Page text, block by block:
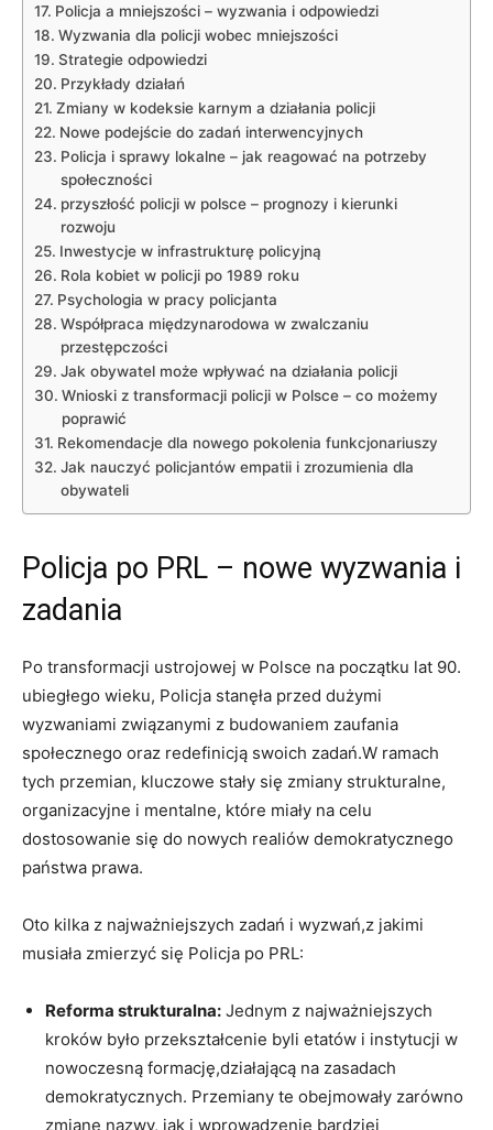
Policja a mniejszości – wyzwania‌ i ‍odpowiedzi
Wyzwania dla policji wobec‍ mniejszości
Strategie⁣ odpowiedzi
Przykłady‍ działań
Zmiany w kodeksie‌ karnym ⁣a działania policji
Nowe ⁣podejście ‌do ‍zadań interwencyjnych
Policja i sprawy ⁣lokalne –⁤ jak ⁣reagować na potrzeby
społeczności
przyszłość policji w polsce – prognozy i ‌kierunki⁢
rozwoju
Inwestycje ​w infrastrukturę policyjną
Rola kobiet w policji ‌po 1989 roku
Psychologia w pracy policjanta
Współpraca międzynarodowa ⁤w zwalczaniu
⁣przestępczości
Jak obywatel⁢ może wpływać‍ na działania policji
Wnioski z transformacji policji w Polsce – co możemy
poprawić
Rekomendacje‌ dla nowego⁣ pokolenia funkcjonariuszy
Jak nauczyć policjantów empatii i zrozumienia dla
obywateli
Policja po PRL – nowe wyzwania i⁤
zadania
Po transformacji ustrojowej ⁢w Polsce​ na początku⁤ lat⁢ 90.
ubiegłego wieku, Policja stanęła przed dużymi
‌wyzwaniami związanymi z budowaniem zaufania
⁣społecznego oraz redefinicją swoich zadań.W ramach
tych przemian, kluczowe stały się zmiany strukturalne,
organizacyjne i mentalne, które miały na celu
dostosowanie ⁢się do nowych realiów demokratycznego​
państwa⁣ prawa.
Oto kilka z najważniejszych zadań⁣ i wyzwań,z jakimi
musiała zmierzyć się Policja po PRL:
Reforma strukturalna: Jednym z najważniejszych
kroków było przekształcenie ⁤byli etatów i instytucji w⁣
nowoczesną formację,działającą⁢ na zasadach
demokratycznych. Przemiany te obejmowały zarówno
zmianę‌ nazwy, ⁣jak i​ wprowadzenie bardziej ​